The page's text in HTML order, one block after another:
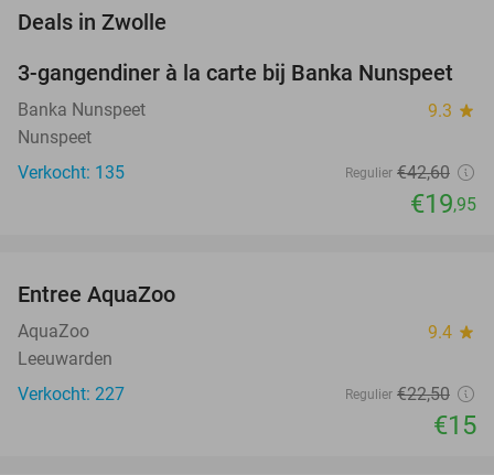
Deals in Zwolle
53%
3-gangendiner à la carte bij Banka Nunspeet
Banka Nunspeet 9.3 star
Nunspeet
Verkocht: 135
Regulier €42,60
€19,95
TODAY
Entree AquaZoo
AquaZoo 9.4 star
Leeuwarden
Verkocht: 227
Regulier €22,50
€15